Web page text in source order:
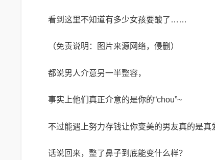
看到这里不知道有多少女孩要酸了……
（免责说明：图片来源网络，侵删）
都说男人介意另一半整容，
事实上他们真正介意的是你的“chou”~
不过能遇上努力存钱让你变美的男友真的是真
话说回来，整了鼻子到底能变什么样？